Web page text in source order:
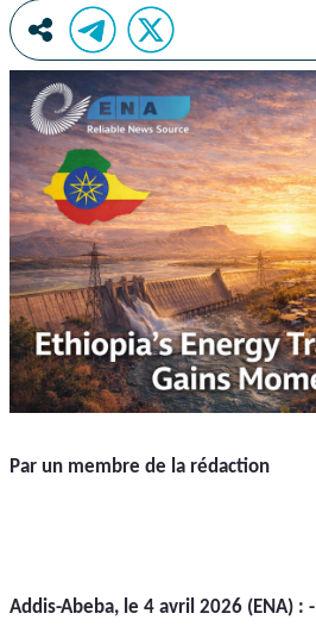
Par un membre de la rédaction
Addis-Abeba, le 4 avril 2026 (ENA) : -